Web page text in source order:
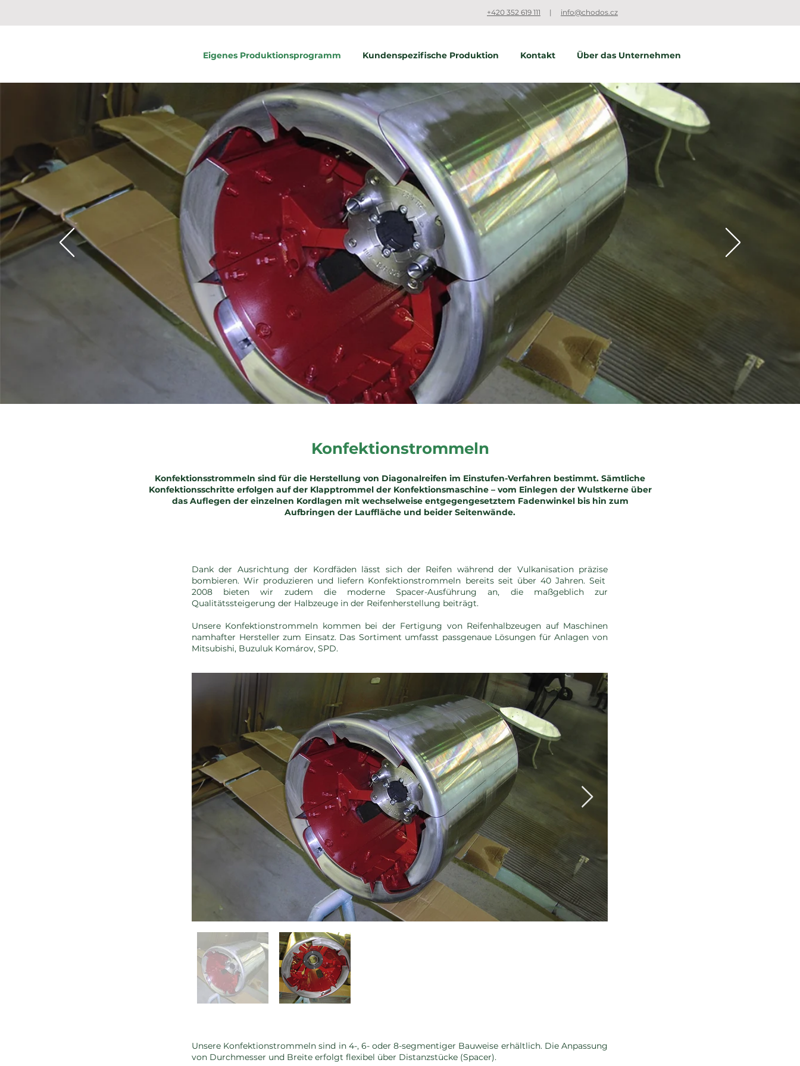
+420 352 619 111 | info@chodos.cz
Eigenes Produktionsprogramm Kundenspezifische Produktion Kontakt Über das Unternehmen
Konfektionstrommeln
Konfektionsstrommeln sind für die Herstellung von Diagonalreifen im Einstufen-Verfahren bestimmt. Sämtliche
Konfektionsschritte erfolgen auf der Klapptrommel der Konfektionsmaschine – vom Einlegen der Wulstkerne über
das Auflegen der einzelnen Kordlagen mit wechselweise entgegengesetztem Fadenwinkel bis hin zum
Aufbringen der Lauffläche und beider Seitenwände.
Dank der Ausrichtung der Kordfäden lässt sich der Reifen während der Vulkanisation präzise
bombieren. Wir produzieren und liefern Konfektionstrommeln bereits seit über 40 Jahren. Seit
2008 bieten wir zudem die moderne Spacer-Ausführung an, die maßgeblich zur
Qualitätssteigerung der Halbzeuge in der Reifenherstellung beiträgt.
Unsere Konfektionstrommeln kommen bei der Fertigung von Reifenhalbzeugen auf Maschinen
namhafter Hersteller zum Einsatz. Das Sortiment umfasst passgenaue Lösungen für Anlagen von
Mitsubishi, Buzuluk Komárov, SPD.
Unsere Konfektionstrommeln sind in 4-, 6- oder 8-segmentiger Bauweise erhältlich. Die Anpassung
von Durchmesser und Breite erfolgt flexibel über Distanzstücke (Spacer).